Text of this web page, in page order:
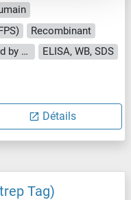
Recombinant
approximately 70-80 % as determined by SDS PAGE, Western Blot and analytical SEC (HPLC).
ELISA, WB, SDS
Détails
Tag)